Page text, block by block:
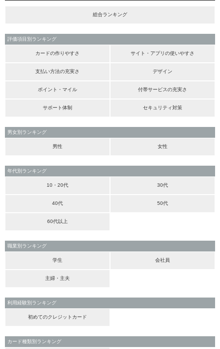
総合ランキング
評価項目別ランキング
カードの作りやすさ サイト・アプリの使いやすさ
支払い方法の充実さ デザイン
ポイント・マイル 付帯サービスの充実さ
サポート体制 セキュリティ対策
男女別ランキング
男性 女性
年代別ランキング
10・20代 30代
40代 50代
60代以上
職業別ランキング
学生 会社員
主婦・主夫
利用経験別ランキング
初めてのクレジットカード
カード種類別ランキング